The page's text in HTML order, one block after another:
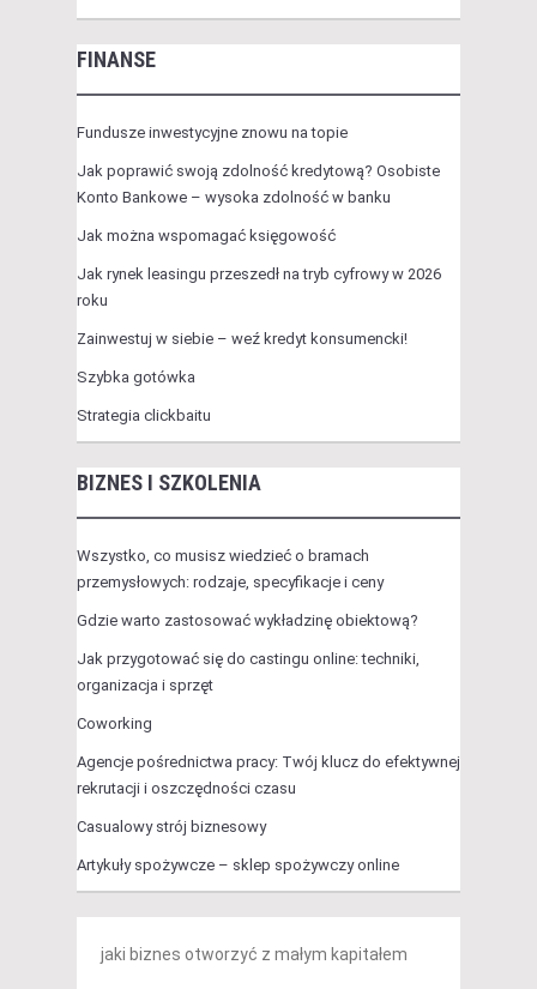
FINANSE
Fundusze inwestycyjne znowu na topie
Jak poprawić swoją zdolność kredytową? Osobiste
Konto Bankowe – wysoka zdolność w banku
Jak można wspomagać księgowość
Jak rynek leasingu przeszedł na tryb cyfrowy w 2026
roku
Zainwestuj w siebie – weź kredyt konsumencki!
Szybka gotówka
Strategia clickbaitu
BIZNES I SZKOLENIA
Wszystko, co musisz wiedzieć o bramach
przemysłowych: rodzaje, specyfikacje i ceny
Gdzie warto zastosować wykładzinę obiektową?
Jak przygotować się do castingu online: techniki,
organizacja i sprzęt
Coworking
Agencje pośrednictwa pracy: Twój klucz do efektywnej
rekrutacji i oszczędności czasu
Casualowy strój biznesowy
Artykuły spożywcze – sklep spożywczy online
jaki biznes otworzyć z małym kapitałem